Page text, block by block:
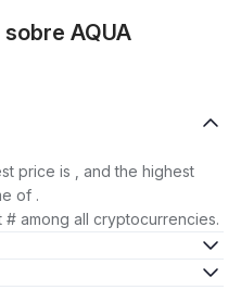
AQUA
price is , and the highest
of .
among all cryptocurrencies.